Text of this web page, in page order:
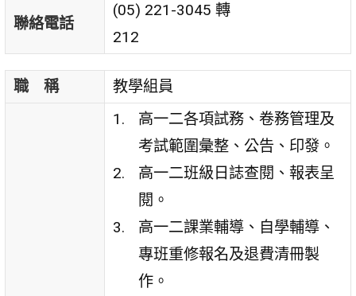
聯絡電話
(05) 221-3045 轉
212
職 稱 教學組員
高一二各項試務、卷務管理及
考試範圍彙整、公告、印發。
高一二班級日誌查閱、報表呈
閱。
高一二課業輔導、自學輔導、
專班重修報名及退費清冊製
作。